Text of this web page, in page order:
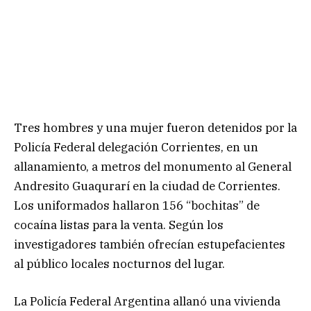
Tres hombres y una mujer fueron detenidos por la
Policía Federal delegación Corrientes, en un
allanamiento, a metros del monumento al General
Andresito Guaqurarí en la ciudad de Corrientes.
Los uniformados hallaron 156 “bochitas” de
cocaína listas para la venta. Según los
investigadores también ofrecían estupefacientes
al público locales nocturnos del lugar.
La Policía Federal Argentina allanó una vivienda